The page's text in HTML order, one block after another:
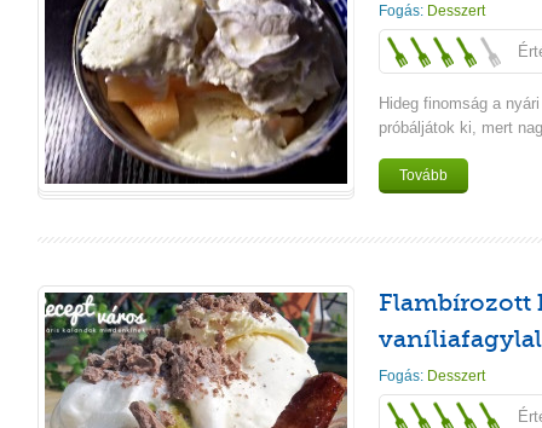
Fogás: Desszert
Hideg finomság a
próbáljátok ki, mert
Tovább
Flambírozott
Fogás: Desszert